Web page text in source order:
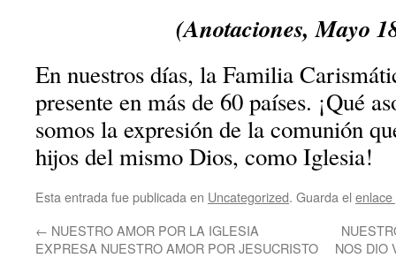
(Anotaciones, Mayo
En nuestros días, la Familia
presente en más de 60 países. ¡Qué
somos la expresión de la comunión
hijos del mismo Dios, como Iglesia!
Esta entrada fue publicada en Uncategorized. Guarda el
← NUESTRO AMOR POR LA IGLESIA
EXPRESA NUESTRO AMOR POR JESUCRISTO
NOS DIO